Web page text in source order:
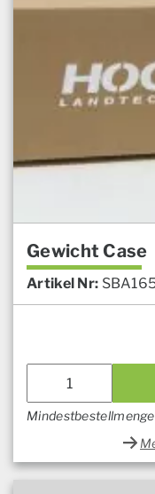
Gewicht Case
Artikel Nr: